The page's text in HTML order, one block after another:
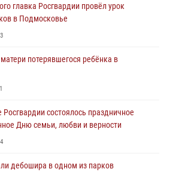
(видео)
главка Росгвардии провёл урок
в Подмосковье
3
потерявшегося ребёнка в
1
состоялось праздничное
Дню семьи, любви и верности
4
дебошира в одном из парков